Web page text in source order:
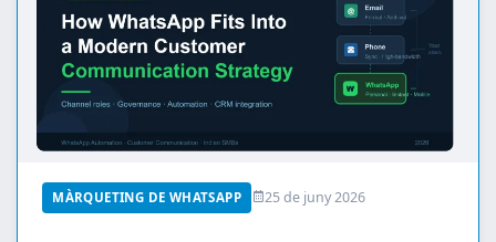
MÀRQUETING DE WHATSAPP 25 de juny 2026